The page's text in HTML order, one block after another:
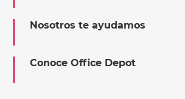
Nosotros te ayudamos
Conoce Office Depot